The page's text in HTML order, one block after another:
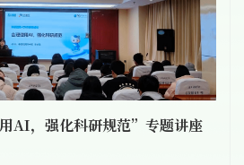
AI，强化科研规范”专题讲座